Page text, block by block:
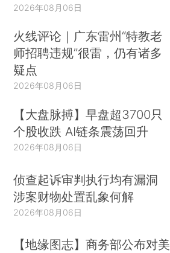
2026年08月06日
火线评论｜广东雷州“特教老
师招聘违规”很雷，仍有诸多
疑点
2026年08月06日
【大盘脉搏】早盘超3700只
个股收跌 AI链条震荡回升
2026年08月06日
侦查起诉审判执行均有漏洞
涉案财物处置乱象何解
2026年08月06日
【地缘图志】商务部公布对美